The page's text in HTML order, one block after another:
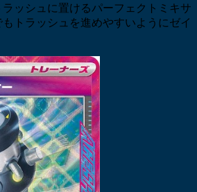
ッシュに置けるパーフェクトミキサ
トラッシュを進めやすいようにゼイ